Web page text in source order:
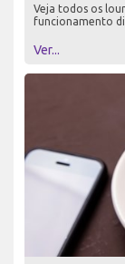
Veja todos os
funcionamento
Ver...